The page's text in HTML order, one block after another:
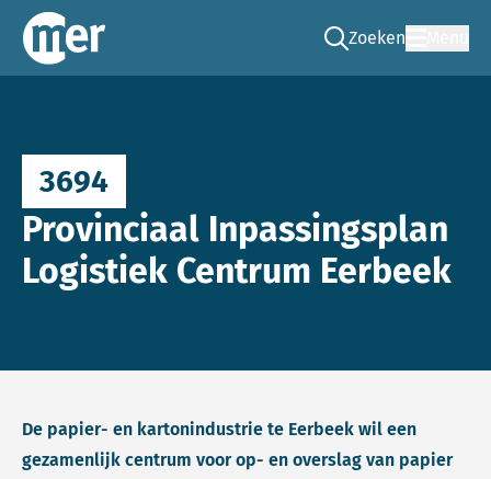
Commissie mer
Zoeken
Ga naar de zoek
3694
Provinciaal Inpassingsplan
Logistiek Centrum Eerbeek
De papier- en kartonindustrie te Eerbeek wil een
gezamenlijk centrum voor op- en overslag van papier